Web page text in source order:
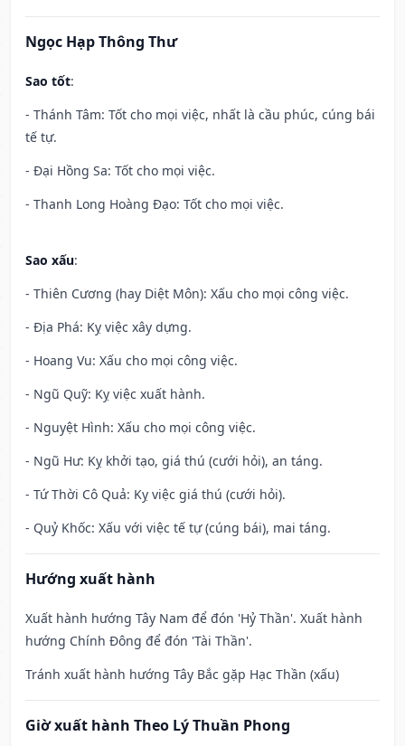
Ngọc Hạp Thông Thư
Sao tốt:
- Thánh Tâm: Tốt cho mọi việc, nhất là cầu phúc, cúng bái
tế tự.
- Đại Hồng Sa: Tốt cho mọi việc.
- Thanh Long Hoàng Đạo: Tốt cho mọi việc.
Sao xấu:
- Thiên Cương (hay Diệt Môn): Xấu cho mọi công việc.
- Địa Phá: Kỵ việc xây dựng.
- Hoang Vu: Xấu cho mọi công việc.
- Ngũ Quỹ: Kỵ việc xuất hành.
- Nguyệt Hình: Xấu cho mọi công việc.
- Ngũ Hư: Kỵ khởi tạo, giá thú (cưới hỏi), an táng.
- Tứ Thời Cô Quả: Kỵ việc giá thú (cưới hỏi).
- Quỷ Khốc: Xấu với việc tế tự (cúng bái), mai táng.
Hướng xuất hành
Xuất hành hướng Tây Nam để đón 'Hỷ Thần'. Xuất hành
hướng Chính Đông để đón 'Tài Thần'.
Tránh xuất hành hướng Tây Bắc gặp Hạc Thần (xấu)
Giờ xuất hành Theo Lý Thuần Phong